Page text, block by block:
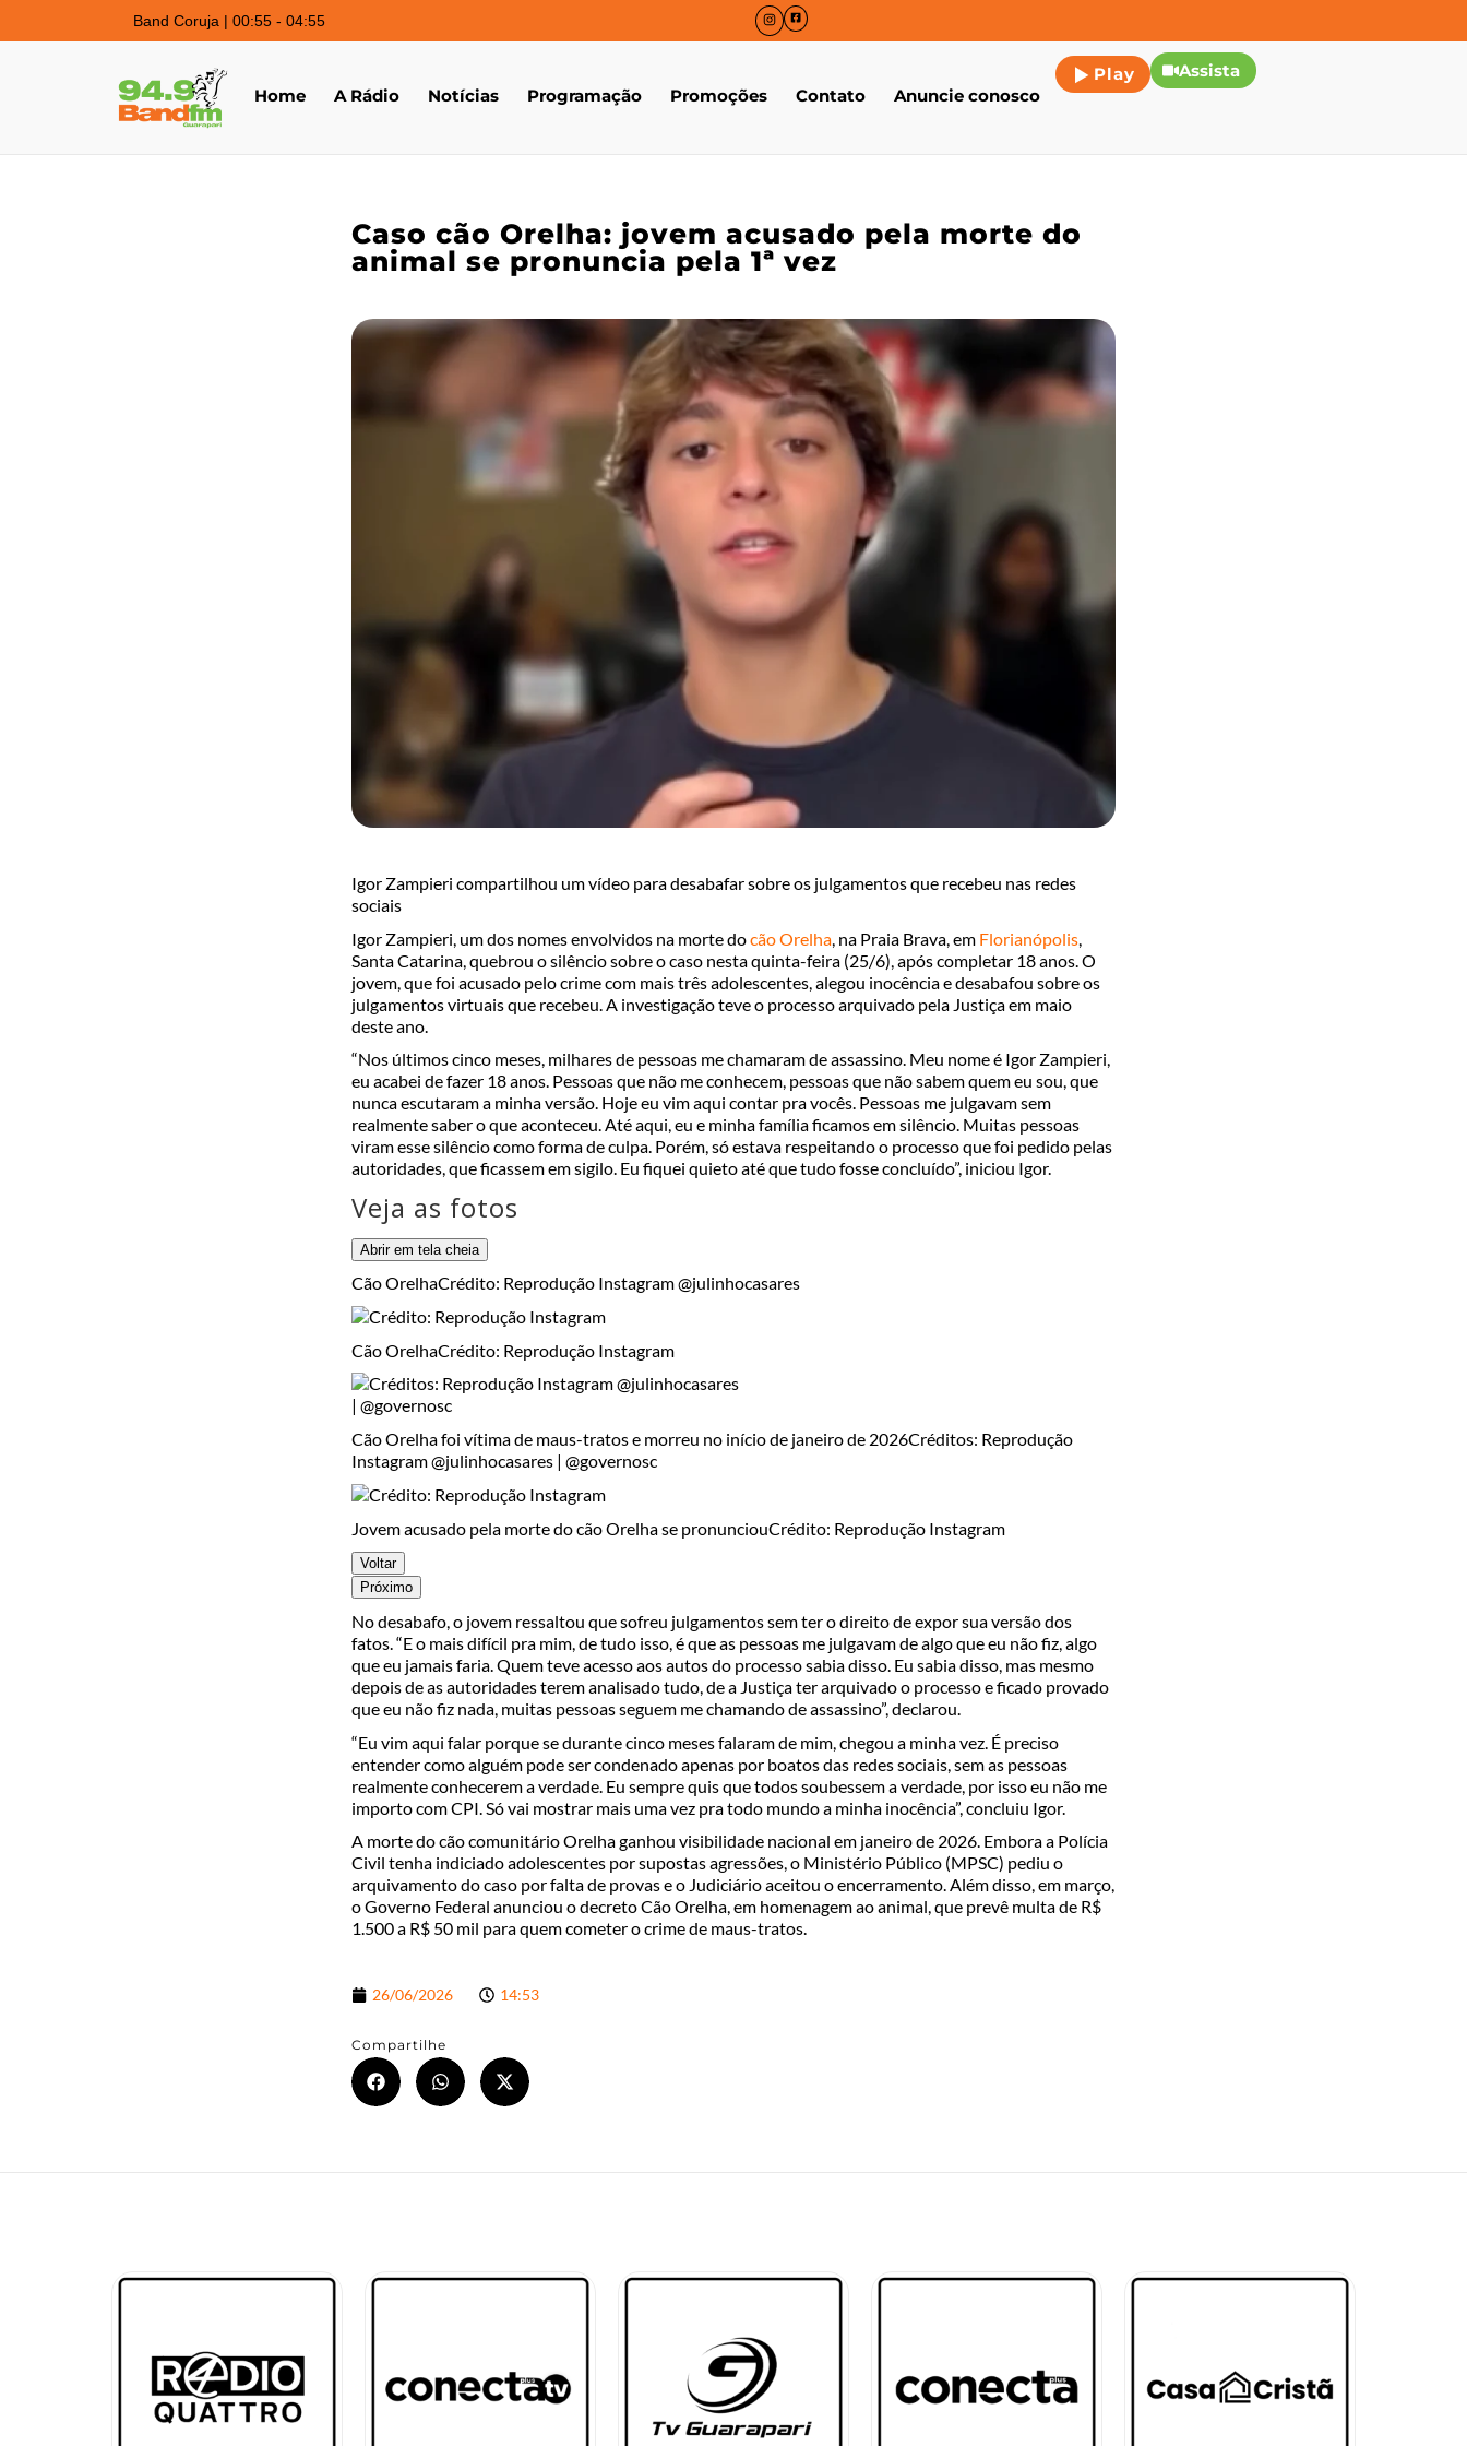
Band Coruja | 00:55 - 04:55
Home A Rádio Notícias Programação Promoções Contato Anuncie conosco
Play Assista
Caso cão Orelha: jovem acusado pela morte do
animal se pronuncia pela 1ª vez
Igor Zampieri compartilhou um vídeo para desabafar sobre os julgamentos que recebeu nas redes
sociais
Igor Zampieri, um dos nomes envolvidos na morte docão Orelha , na Praia Brava, em Florianópolis
Santa Catarina, quebrou o silêncio sobre o caso nesta quinta-feira (25/6), após completar 18 anos. O
jovem, que foi acusado pelo crime com mais três adolescentes, alegou inocência e desabafou sobre os
julgamentos virtuais que recebeu. A investigação teve o processo arquivado pela Justiça em maio
deste ano.
“Nos últimos cinco meses, milhares de pessoas me chamaram de assassino. Meu nome é Igor Zampieri,
eu acabei de fazer 18 anos. Pessoas que não me conhecem, pessoas que não sabem quem eu sou, que
nunca escutaram a minha versão. Hoje eu vim aqui contar pra vocês. Pessoas me julgavam sem
realmente saber o que aconteceu. Até aqui, eu e minha família ficamos em silêncio. Muitas pessoas
viram esse silêncio como forma de culpa. Porém, só estava respeitando o processo que foi pedido pelas
autoridades, que ficassem em sigilo. Eu fiquei quieto até que tudo fosse concluído”, iniciou Igor.
Veja as fotos
Abrir em tela cheia
Cão OrelhaCrédito: Reprodução Instagram @julinhocasares
Cão OrelhaCrédito: Reprodução Instagram
Cão Orelha foi vítima de maus-tratos e morreu no início de janeiro de 2026Créditos: Reprodução
Instagram @julinhocasares | @governosc
Jovem acusado pela morte do cão Orelha se pronunciouCrédito: Reprodução Instagram
Voltar
Próximo
No desabafo, o jovem ressaltou que sofreu julgamentos sem ter o direito de expor sua versão dos
fatos. “E o mais difícil pra mim, de tudo isso, é que as pessoas me julgavam de algo que eu não fiz, algo
que eu jamais faria. Quem teve acesso aos autos do processo sabia disso. Eu sabia disso, mas mesmo
depois de as autoridades terem analisado tudo, de a Justiça ter arquivado o processo e ficado provado
que eu não fiz nada, muitas pessoas seguem me chamando de assassino”, declarou.
“Eu vim aqui falar porque se durante cinco meses falaram de mim, chegou a minha vez. É preciso
entender como alguém pode ser condenado apenas por boatos das redes sociais, sem as pessoas
realmente conhecerem a verdade. Eu sempre quis que todos soubessem a verdade, por isso eu não me
importo com CPI. Só vai mostrar mais uma vez pra todo mundo a minha inocência”, concluiu Igor.
A morte do cão comunitário Orelha ganhou visibilidade nacional em janeiro de 2026. Embora a Polícia
Civil tenha indiciado adolescentes por supostas agressões, o Ministério Público (MPSC) pediu o
arquivamento do caso por falta de provas e o Judiciário aceitou o encerramento. Além disso, em março,
o Governo Federal anunciou o decreto Cão Orelha, em homenagem ao animal, que prevê multa de R$
1.500 a R$ 50 mil para quem cometer o crime de maus-tratos.
26/06/2026 14:53
Compartilhe